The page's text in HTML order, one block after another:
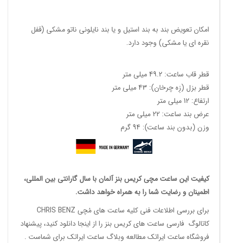
امکان تعویض بند به بند استیل و یا بند نایلونی ناتو مشکی (قفل
نقره ای یا مشکی) وجود دارد.
قطر قاب ساعت: 49.2 میلی متر
قطر بزل (زِه چرخان): 43 میلی متر
ارتفاع: 12 میلی متر
عرض بند ساعت: 22 میلی متر
وزن (بدون بند ساعت): 94 گرم
کیفیت اینساعت مچی کریس بنز آلمانبا سال گارانتی بین المللی،
اطمینان و رضایت شما را به همراه خواهد داشت.
برای بررسی اطلاعات فنی کلیه ساعت های مُچی CHRIS BENZ
کاتالوگ فارسی ساعت های کریس بنز را از اینجادانلود کنید، پیشنهاد
فروشگاه ساعت ایراتک مطالعه وبلاگ ساعت ایراتک برای شماست .